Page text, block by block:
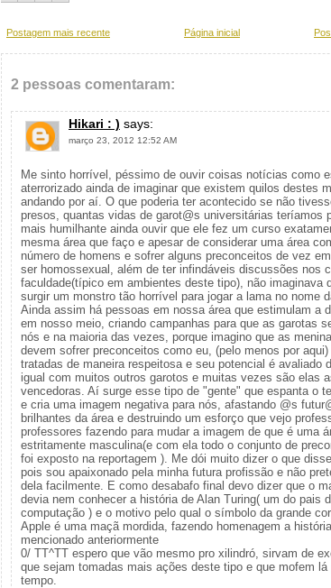
Postagem mais recente Página inicial
2 pessoas comentaram:
Hikari : ) says:
março 23, 2012 12:52 AM
Me sinto horrível, péssimo de ouvir coisas notícias como
aterrorizado ainda de imaginar que existem quilos destes
andando por aí. O que poderia ter acontecido se não
presos, quantas vidas de garot@s universitárias teríamos
mais humilhante ainda ouvir que ele fez um curso
mesma área que faço e apesar de considerar uma área
número de homens e sofrer alguns preconceitos de vez
ser homossexual, além de ter infindáveis discussões nos
faculdade(típico em ambientes deste tipo), não imaginava
surgir um monstro tão horrível para jogar a lama no nome
Ainda assim há pessoas em nossa área que estimulam a
em nosso meio, criando campanhas para que as garotas
nós e na maioria das vezes, porque imagino que as
devem sofrer preconceitos como eu, (pelo menos por aqui)
tratadas de maneira respeitosa e seu potencial é avaliado
igual com muitos outros garotos e muitas vezes são elas
vencedoras. Aí surge esse tipo de "gente" que espanta o
e cria uma imagem negativa para nós, afastando @s
brilhantes da área e destruindo um esforço que vejo
professores fazendo para mudar a imagem de que é uma
estritamente masculina(e com ela todo o conjunto de
foi exposto na reportagem ). Me dói muito dizer o que
pois sou apaixonado pela minha futura profissão e não
dela facilmente. E como desabafo final devo dizer que o
devia nem conhecer a história de Alan Turing( um do pais
computação ) e o motivo pelo qual o símbolo da grande
Apple é uma maçã mordida, fazendo homenagem a
mencionado anteriormente
0/ TT^TT espero que vão mesmo pro xilindró, sirvam de
que sejam tomadas mais ações deste tipo e que mofem lá
tempo.